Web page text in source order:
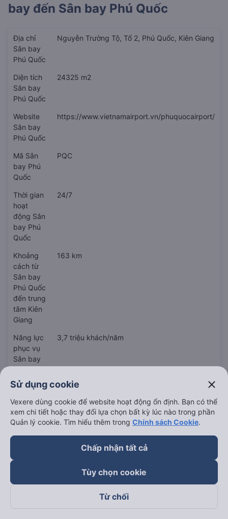
bay đến Sân bay Phú Quốc
Địa chỉ
Sân bay
Phú Quốc
Nguyễn Trường Tộ, Tổ 2, Phú Quốc, Kiên Giang
Diện tích
Sân bay
Phú Quốc
24325 m2
Website
Sân bay
Phú Quốc
https://www.vietnamairport.vn/phuquocairport/
Mã Sân
bay Phú
Quốc
PQC
Thời gian
hoạt
động Sân
bay Phú
Quốc
24/7
Khoảng
cách từ
Sân bay
Phú Quốc
đến trung
tâm Kiên
Giang
163 km
Năng lực
phục vụ
Sân bay
3,7 triệu khách/năm
Câu hỏi thường gặp khi đặt vé máy
bay từ Hồ Chí Minh đi Rạch Giá
Giá vé từ Hồ Chí Minh đi Rạch Giá rẻ nhất hôm
nay?
Sử dụng cookie close
Vexere dùng cookie để website hoạt động ổn định. Bạn có thể
xem chi tiết hoặc thay đổi lựa chọn bất kỳ lúc nào trong phần
Quản lý cookie. Tìm hiểu thêm trong Chính sách Cookie.
Chấp nhận tất cả
Tùy chọn cookie
Từ chối